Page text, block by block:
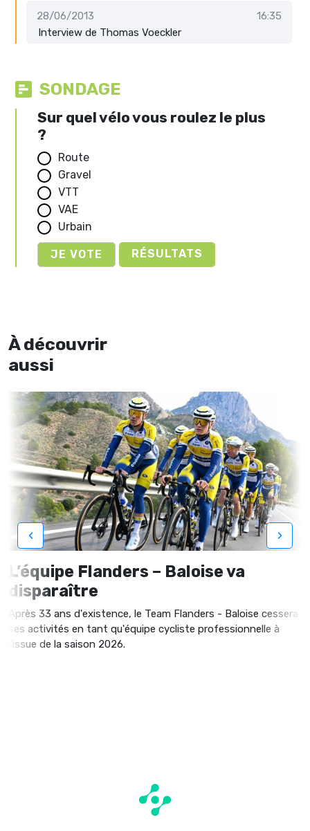
28/06/2013
16:35
Interview de Thomas Voeckler
SONDAGE
Sur quel vélo vous roulez le plus
?
Route
Gravel
VTT
VAE
Urbain
RÉSULTATS
À découvrir
aussi
L’équipe Flanders – Baloise va
disparaître
Après 33 ans d'existence, le Team Flanders - Baloise cessera
ses activités en tant qu'équipe cycliste professionnelle à
l'issue de la saison 2026.
‹ ›